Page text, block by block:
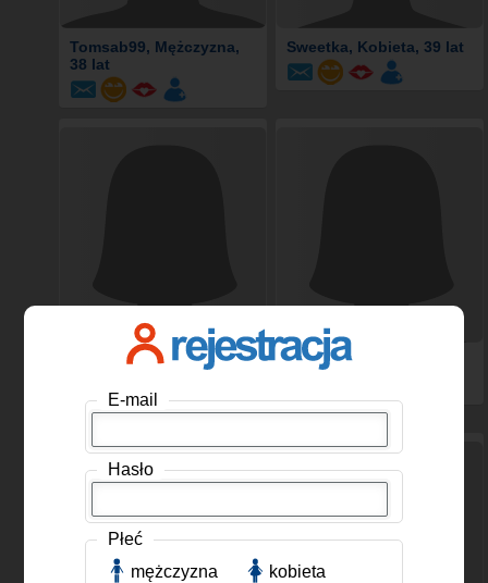
Tomsab99, Mężczyzna,
38 lat
Sweetka, Kobieta, 39 lat
vivianlove
, Kobieta, 41
jadzia4, Kobieta, 45 lat
E-mail
Hasło
Płeć
mężczyzna
kobieta